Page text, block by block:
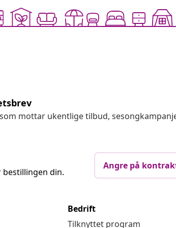
mottar ukentlige tilbud,
din.
Angre på
Bedrift
Tilknyttet program